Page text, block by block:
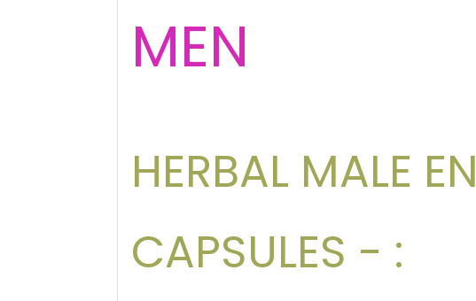
MEN
HERBAL MALE
CAPSULES - :